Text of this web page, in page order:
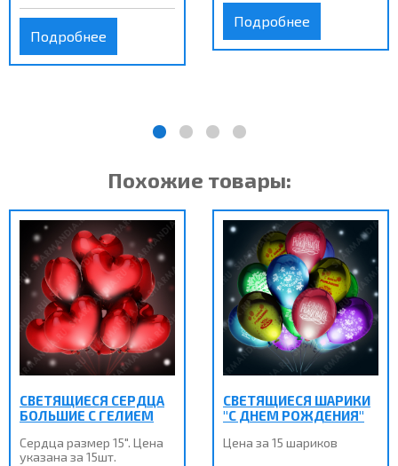
Подробнее
Подробнее
Похожие товары:
СВЕТЯЩИЕСЯ СЕРДЦА
БОЛЬШИЕ С ГЕЛИЕМ
Сердца размер 15". Цена
указана за 15шт.
СВЕТЯЩИЕСЯ ШАРИКИ
"С ДНЕМ РОЖДЕНИЯ"
Цена за 15 шариков